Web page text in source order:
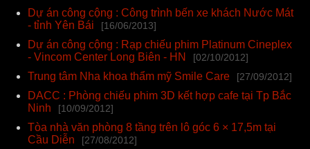
Dự án công cộng : Công trình bến xe khách Nước Mát
- tỉnh Yên Bái
[16/06/2013]
Dự án công cộng : Rạp chiếu phim Platinum Cineplex
- Vincom Center Long Biên - HN
[02/10/2012]
Trung tâm Nha khoa thẩm mỹ Smile Care [27/09/2012]
DACC : Phòng chiếu phim 3D kết hợp cafe tại Tp Bắc
Ninh
[10/09/2012]
Tòa nhà văn phòng 8 tầng trên lô góc 6 × 17,5m tại
Cầu Diễn
[27/08/2012]